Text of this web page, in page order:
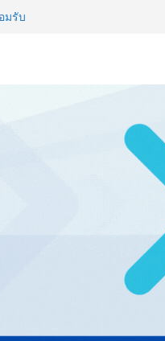
มรับ
&
พื้นที่
บ…